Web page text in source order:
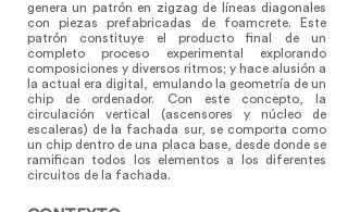
genera un patrón en zigzag de líneas diagonales
con piezas prefabricadas de foamcrete. Este
patrón constituye el producto final de un
completo proceso experimental explorando
composiciones y diversos ritmos; y hace alusión a
la actual era digital, emulando la geometría de un
chip de ordenador. Con este concepto, la
circulación vertical (ascensores y núcleo de
escaleras) de la fachada sur, se comporta como
un chip dentro de una placa base, desde donde se
ramifican todos los elementos a los diferentes
circuitos de la fachada.